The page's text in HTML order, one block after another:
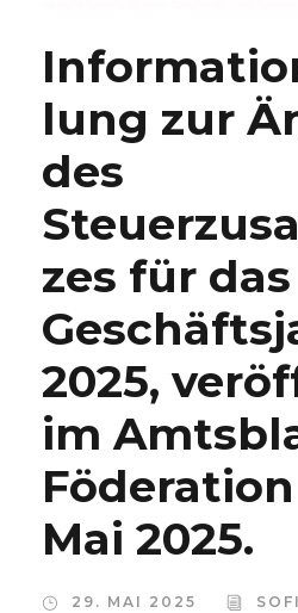
lung zur
des
zes für das
2025,
im
Föderation
Mai 2025.
29. MAI 2025